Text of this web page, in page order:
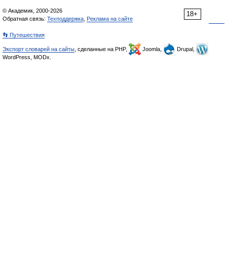
18+
© Академик, 2000-2026
Обратная связь: Техподдержка Реклама на сайте
👣 Путешествия
Экспорт словарей на сайты , сделанные на PHP, Joomla,
Drupal,
WordPress, MODx.